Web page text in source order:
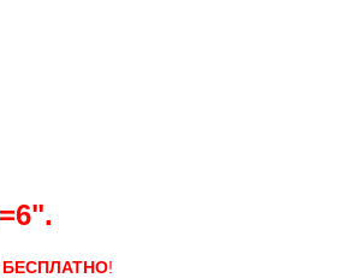
БЕСПЛАТНО!